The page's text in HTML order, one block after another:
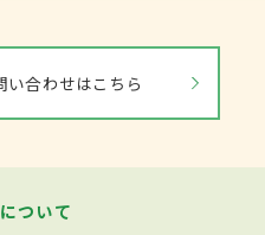
い合わせはこちら
ついて